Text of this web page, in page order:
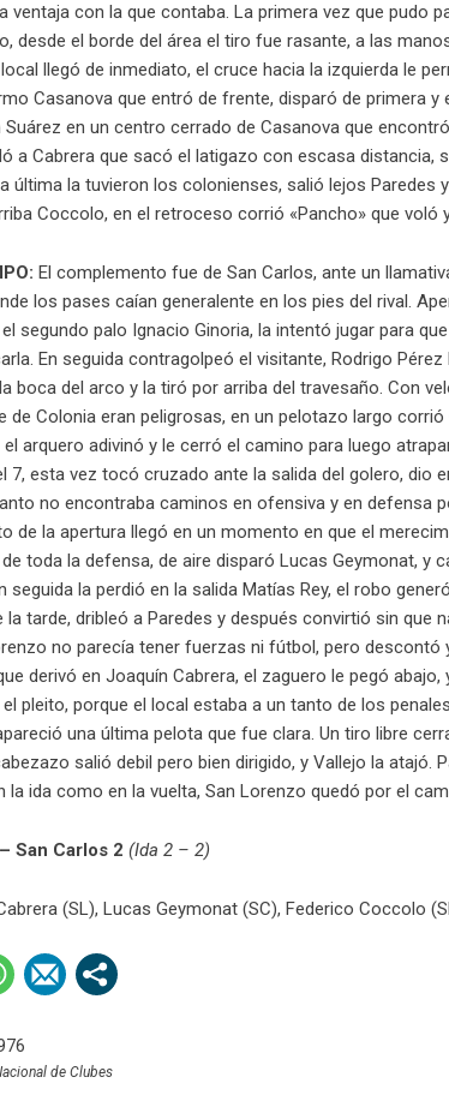
ventaja con la que contaba. La primera vez que pudo
desde el borde del área el tiro fue rasante, a las
llegó de inmediato, el cruce hacia la izquierda le
Casanova que entró de frente, disparó de primera y
en un centro cerrado de Casanova que
a Cabrera que sacó el latigazo con escasa
última la tuvieron los colonienses, salió lejos
Coccolo, en el retroceso corrió «Pancho» que voló
El complemento fue de San Carlos, ante un
los pases caían generalente en los pies del rival.
segundo palo Ignacio Ginoria, la intentó jugar para
En seguida contragolpeó el visitante, Rodrigo
boca del arco y la tiró por arriba del travesaño. Con
de Colonia eran peligrosas, en un pelotazo largo
arquero adivinó y le cerró el camino para luego
7, esta vez tocó cruzado ante la salida del golero, dio
no encontraba caminos en ofensiva y en defensa
de la apertura llegó en un momento en que el
toda la defensa, de aire disparó Lucas Geymonat, y
seguida la perdió en la salida Matías Rey, el robo
tarde, dribleó a Paredes y después convirtió sin que
no parecía tener fuerzas ni fútbol, pero descontó
derivó en Joaquín Cabrera, el zaguero le pegó
el pleito, porque el local estaba a un tanto de los
una última pelota que fue clara. Un tiro libre
salió debil pero bien dirigido, y Vallejo la atajó.
ida como en la vuelta, San Lorenzo quedó por el
San Carlos 2 (Ida 2 – 2)
(SL), Lucas Geymonat (SC), Federico Coccolo
de Clubes